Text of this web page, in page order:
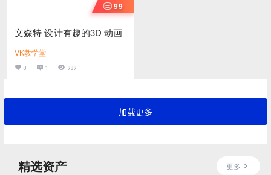
99
文森特 设计有趣的3D 动画
VK教学堂
0 1 989
加载更多
精选资产 更多